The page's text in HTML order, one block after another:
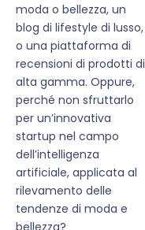
moda o bellezza, un
blog di lifestyle di lusso,
o una piattaforma di
recensioni di prodotti di
alta gamma. Oppure,
perché non sfruttarlo
per un’innovativa
startup nel campo
dell’intelligenza
artificiale, applicata al
rilevamento delle
tendenze di moda e
bellezza?